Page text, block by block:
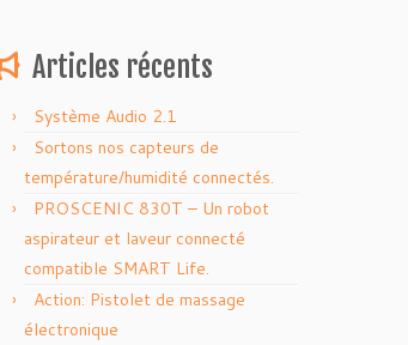
Articles récents
Système Audio 2.1
Sortons nos capteurs de
température/humidité connectés.
PROSCENIC 830T – Un robot
aspirateur et laveur connecté
compatible SMART Life.
Action: Pistolet de massage
électronique